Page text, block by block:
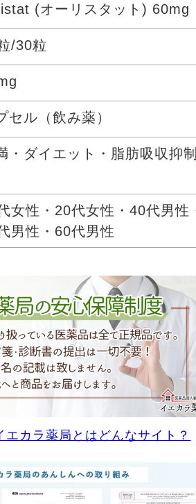
(オーリスタット) 60mg
/30粒
セル（飲み薬）
・ダイエット・脂肪吸収抑
女性・20代女性・40代男性
男性・60代男性
エカラ薬局とはどんなサイト？